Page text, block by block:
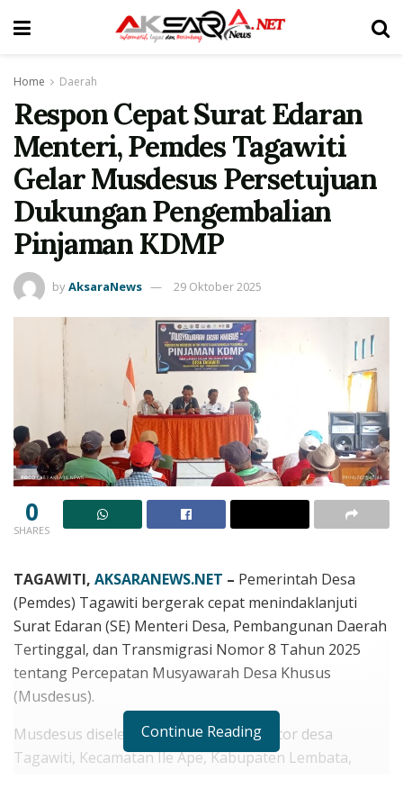
Home Daerah
Respon Cepat Surat Edaran
Menteri, Pemdes Tagawiti
Gelar Musdesus Persetujuan
Dukungan Pengembalian
Pinjaman KDMP
byAksaraNews 29 Oktober 2025
0
SHARES
TAGAWITI, AKSARANEWS.NET – Pemerintah Desa
(Pemdes) Tagawiti bergerak cepat menindaklanjuti
Surat Edaran (SE) Menteri Desa, Pembangunan Daerah
Tertinggal, dan Transmigrasi Nomor 8 Tahun 2025
tentang Percepatan Musyawarah Desa Khusus
(Musdesus).
Musdesus diselenggarakan di Aula kantor desa
Tagawiti, Kecamatan Ile Ape, Kabupaten Lembata,
Continue Reading